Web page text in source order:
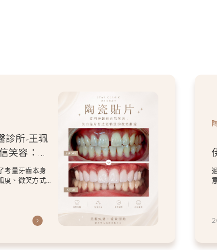
陶瓷貼片
【陶瓷貼片】星采牙醫
伊醫師-「我不要把虎牙
掉。」，一場保留個人
笑設計
過8顆全瓷冠與陶瓷貼片的設計，
意的顏色與修復問題，卻依然保留
虎牙特色。 因為...
2026.06.26